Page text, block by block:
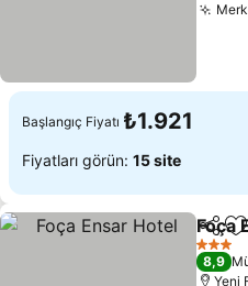
Başlangıç Fiyatı ₺1.921
Fiyatları görün: 15 site
Paylaş
Foça
3 Yıldız
8,9
Yeni